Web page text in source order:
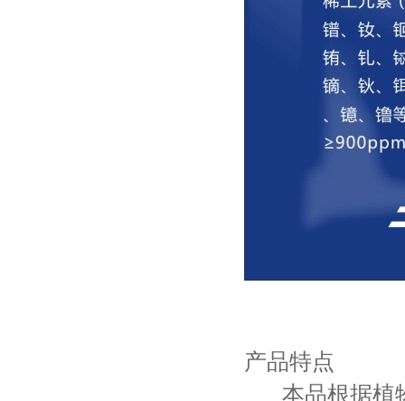
产品特点
本品根据植